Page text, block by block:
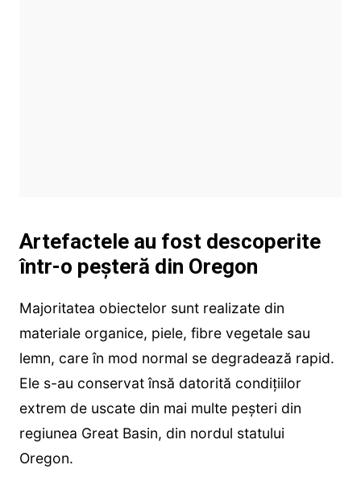
Artefactele au fost descoperite
într-o peșteră din Oregon
Majoritatea obiectelor sunt realizate din
materiale organice, piele, fibre vegetale sau
lemn, care în mod normal se degradează rapid.
Ele s-au conservat însă datorită condițiilor
extrem de uscate din mai multe peșteri din
regiunea Great Basin, din nordul statului
Oregon.